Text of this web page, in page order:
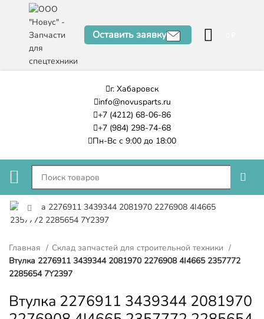
Оставить заявку
г. Хабаровск
info@novusparts.ru
+7 (4212) 68-06-86
+7 (984) 298-74-68
Пн-Вс с 9:00 до 18:00
Нажмите, чтобы увеличить
Главная
Склад запчастей для строительной техники
Втулка 2276911 3439344 2081970 2276908 4I4665 2357772
2285654 7Y2397
Втулка 2276911 3439344 2081970